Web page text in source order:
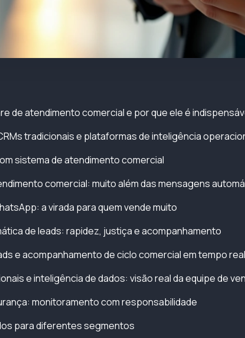
de atendimento comercial e por que ele é
tradicionais e plataformas de inteligência
sistema de atendimento comercial
comercial: muito além das mensagens
a virada para quem vende muito
de leads: rapidez, justiça e acompanhamento
e acompanhamento de ciclo comercial em tempo real
e inteligência de dados: visão real da equipe de
monitoramento com responsabilidade
para diferentes segmentos